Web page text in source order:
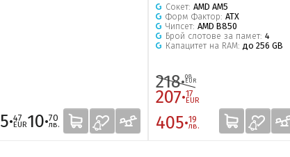
5·47
EUR10·70
лв.
Сокет: AMD AM5
Форм Фактор: ATX
Чипсет: AMD B850
Брой слотове за памет: 4
Капацитет на RAM: до 256 GB
218·08
EUR
207·17
EUR
405·19
лв.